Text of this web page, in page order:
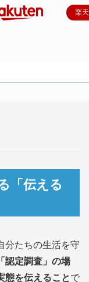
楽
「伝える
分たちの生活を守
「認定調査」の場
態を伝えることで